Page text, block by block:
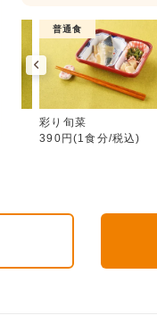
普通食
彩り旬菜
390円(1食分/税込)